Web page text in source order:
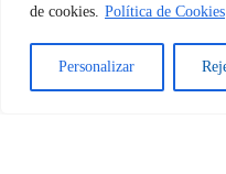
de cookies. Política de Cookies
Personalizar